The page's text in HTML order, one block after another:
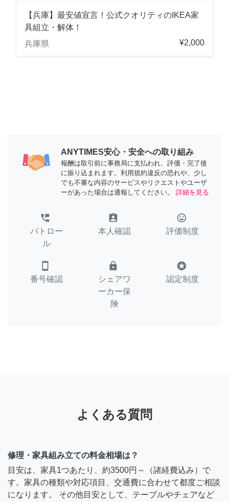
【兵庫】最安値宣言！公式クオリティのIKEA家
具組立・解体！
兵庫県
¥2,000
ANYTIMES安心・安全への取り組み
報酬は取引前に事務局に支払われ、評価・完了後
に振り込まれます。利用規約違反の恐れや、少し
でも不審な内容のサービスやリクエストやユーザ
ーがあった場合は通報してください。
詳細を見る
perm_phone_msg
パトロー
ル
assignment_ind
本人確認
tag_faces
評価制度
smartphone
番号確認
lock
シェアワ
ーカー保
険
stars
認定制度
よくある質問
修理・家具組み立ての料金相場は？
目安は、家具1つあたり、約3500円～（諸経費込み）で
す。家具の種類や対応項目、交通費に合わせて都度ご相談
になります。 その他目安として、テーブルやチェアなど